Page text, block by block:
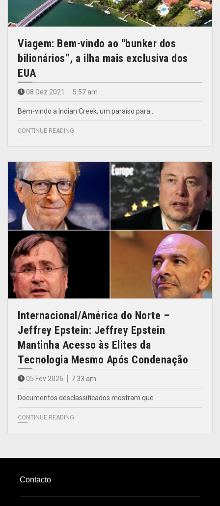
Viagem: Bem-vindo ao “bunker dos
bilionários”, a ilha mais exclusiva dos
EUA
08 Dez 2021 5.57 am
Bem-vindo a Indian Creek, um paraíso para…
CONTINUE READING
Internacional/América do Norte –
Jeffrey Epstein: Jeffrey Epstein
Mantinha Acesso às Elites da
Tecnologia Mesmo Após Condenação
05 Fev 2026 7.33 am
Documentos desclassificados mostram que…
CONTINUE READING
Contacto